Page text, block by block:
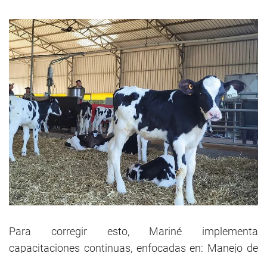
Para corregir esto, Mariné implementa
capacitaciones continuas, enfocadas en: Manejo de